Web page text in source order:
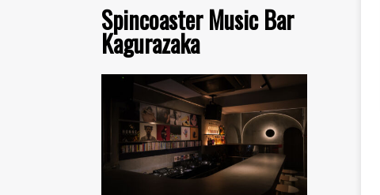
Spincoaster Music Bar
Kagurazaka